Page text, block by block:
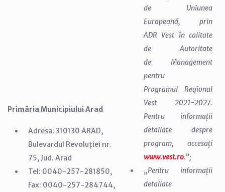
Primăria Municipiului Arad
Adresa: 310130 ARAD,
Bulevardul Revoluției nr.
75, Jud. Arad
Tel: 0040-257-281850,
Fax: 0040-257-284744,
de Uniunea
Europeană, prin
ADR Vest în calitate
de Autoritate
de Management
pentru
Programul Regional
Vest 2021-2027.
Pentru informații
detaliate despre
program, accesați
www.vest.ro.”;
„Pentru informații
detaliate